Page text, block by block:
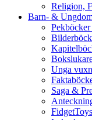
Religion,
Barn- &
Unga
Saga &
FidgetToys